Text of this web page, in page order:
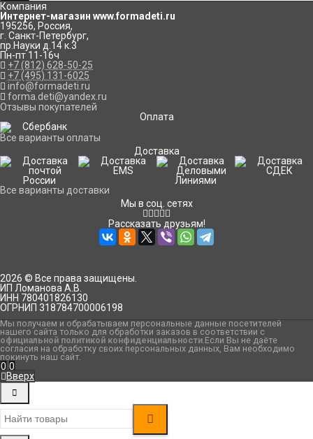
Компания
Интернет-магазин www.formadeti.ru
195256, Россия,
г. Санкт-Петербург,
пр.Науки д.14 к.3
Пн-пт 11-16ч
+7 (812) 628-50-25
+7 (495) 131-6025
info@formadeti.ru
forma.deti@yandex.ru
Отзывы покупателей
Оплата
Все варианты оплаты
Доставка
Все варианты доставки
Мы в соц. сетях
Рассказать друзьям!
2026 © Все права защищены.
ИП Ломанова А.В.
ИНН 780401826130
ОГРНИП 318784700006198
Мы получаем и обрабатываем персональные данные посетителей
нашего сайта только для обработки заказов в соответствии с
официальной политикой конфиденциальности.Если Вы не даёте
согласия на обработку своих персональных данных, Вам необходимо
покинуть наш сайт.
0 0
Вверх